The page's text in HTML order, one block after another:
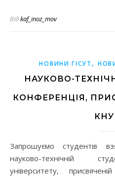
Відkaf_inoz_mov
НОВИНИ ГІСУТ ,
НАУКОВО-
КОНФЕРЕНЦІЯ,
Запрошуємо студентів взяти участь в щорічній
науково-технічній
університету,